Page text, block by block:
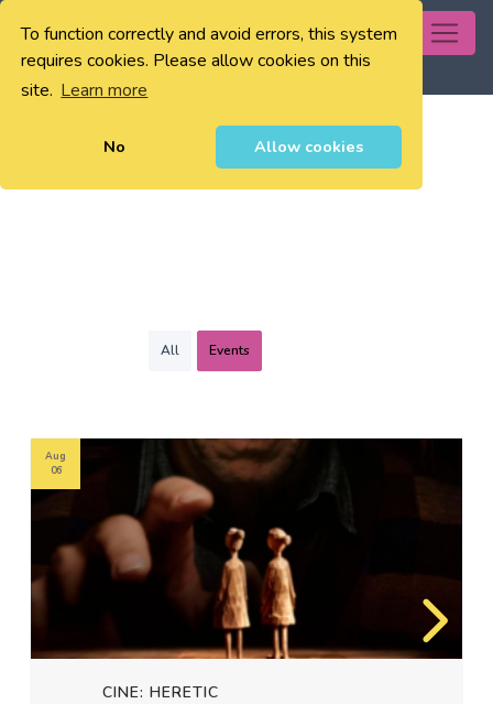
To function correctly and avoid errors, this system
requires cookies. Please allow cookies on this
site. Learn more
No Allow cookies
0
All Events
CINE: HERETIC
Aug
06